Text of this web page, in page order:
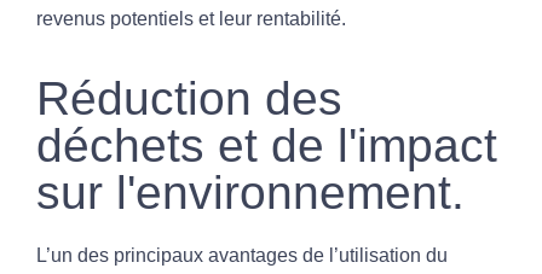
revenus potentiels et leur rentabilité.
Réduction des
déchets et de l'impact
sur l'environnement.
L’un des principaux avantages de l’utilisation du